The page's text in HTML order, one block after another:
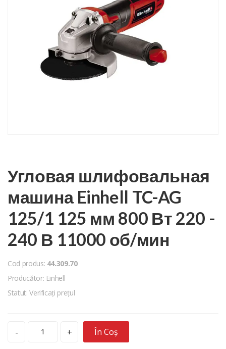
Угловая шлифовальная
машина Einhell TC-AG
125/1 125 мм 800 Вт 220 -
240 В 11000 об/мин
Cod produs: 44.309.70
Producător: Einhell
Statut: Verificați prețul
- + În Coș